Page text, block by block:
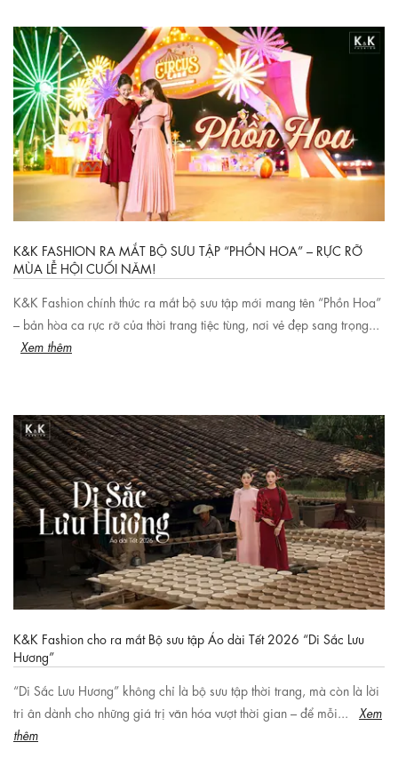
K&K FASHION RA MẮT BỘ SƯU TẬP “PHỒN HOA” – RỰC RỠ
MÙA LỄ HỘI CUỐI NĂM!
K&K Fashion chính thức ra mắt bộ sưu tập mới mang tên “Phồn Hoa”
– bản hòa ca rực rỡ của thời trang tiệc tùng, nơi vẻ đẹp sang trọng...
Xem thêm
K&K Fashion cho ra mắt Bộ sưu tập Áo dài Tết 2026 “Di Sắc Lưu
Hương”
“Di Sắc Lưu Hương” không chỉ là bộ sưu tập thời trang, mà còn là lời
tri ân dành cho những giá trị văn hóa vượt thời gian – để mỗi...
Xem
thêm